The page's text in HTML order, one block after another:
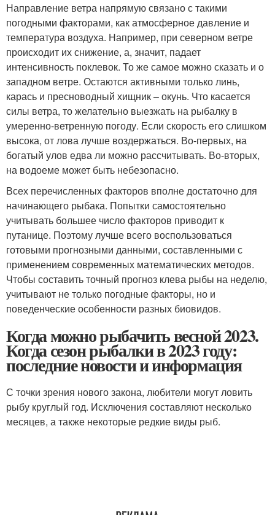
Направление ветра напрямую связано с такими
погодными факторами, как атмосферное давление и
температура воздуха. Например, при северном ветре
происходит их снижение, а, значит, падает
интенсивность поклевок. То же самое можно сказать и о
западном ветре. Остаются активными только линь,
карась и пресноводный хищник – окунь. Что касается
силы ветра, то желательно выезжать на рыбалку в
умеренно-ветренную погоду. Если скорость его слишком
высока, от лова лучше воздержаться. Во-первых, на
богатый улов едва ли можно рассчитывать. Во-вторых,
на водоеме может быть небезопасно.
Всех перечисленных факторов вполне достаточно для
начинающего рыбака. Попытки самостоятельно
учитывать большее число факторов приводит к
путанице. Поэтому лучше всего воспользоваться
готовыми прогнозными данными, составленными с
применением современных математических методов.
Чтобы составить точный прогноз клева рыбы на неделю,
учитывают не только погодные факторы, но и
поведенческие особенности разных биовидов.
Когда можно рыбачить весной 2023.
Когда сезон рыбалки в 2023 году:
последние новости и информация
С точки зрения нового закона, любители могут ловить
рыбу круглый год. Исключения составляют несколько
месяцев, а также некоторые редкие виды рыб.